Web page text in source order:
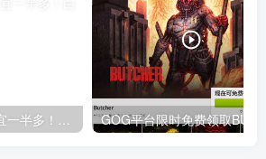
优惠寄快递最高便宜一半多！白鸽惠递